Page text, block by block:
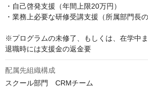
・自己啓発支援（年間上限20万円）
・業務上必要な研修受講支援（所属部門長
※プログラムの未修了、もしくは、在学中
退職時には支援金の返金要
配属先組織構成
スクール部門　CRMチーム